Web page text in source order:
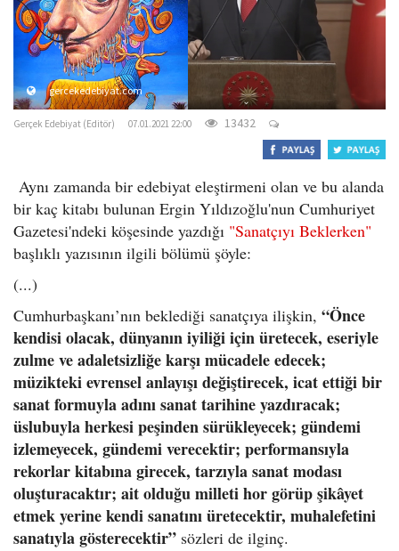
gercekedebiyat.com
Gerçek Edebiyat (Editör) 07.01.2021 22:00 13432
Aynı zamanda bir edebiyat eleştirmeni olan ve bu alanda
bir kaç kitabı bulunan Ergin Yıldızoğlu'nun Cumhuriyet
Gazetesi'ndeki köşesinde yazdığı "Sanatçıyı Beklerken"
başlıklı yazısının ilgili bölümü şöyle:
(...)
Cumhurbaşkanı’nın beklediği sanatçıya ilişkin, “Önce
kendisi olacak, dünyanın iyiliği için üretecek, eseriyle
zulme ve adaletsizliğe karşı mücadele edecek;
müzikteki evrensel anlayışı değiştirecek, icat ettiği bir
sanat formuyla adını sanat tarihine yazdıracak;
üslubuyla herkesi peşinden sürükleyecek; gündemi
izlemeyecek, gündemi verecektir; performansıyla
rekorlar kitabına girecek, tarzıyla sanat modası
oluşturacaktır; ait olduğu milleti hor görüp şikâyet
etmek yerine kendi sanatını üretecektir, muhalefetini
sanatıyla gösterecektir” sözleri de ilginç.